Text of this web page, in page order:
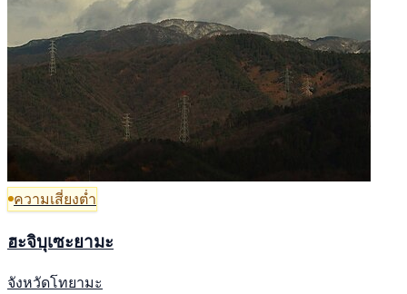
ความเสี่ยงต่ำ
ฮะจิบุเซะยามะ
จังหวัดโทยามะ